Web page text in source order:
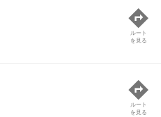
ルート
を見る
ルート
を見る